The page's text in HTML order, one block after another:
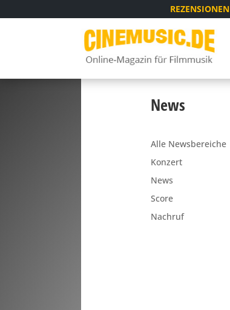
REZENSIONEN
News
Alle Newsbereiche
Konzert
News
Score
Nachruf